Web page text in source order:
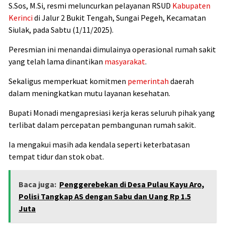
S.Sos, M.Si, resmi meluncurkan pelayanan RSUD Kabupaten
Kerincidi Jalur 2 Bukit Tengah, Sungai Pegeh, Kecamatan
Siulak, pada Sabtu (1/11/2025).
Peresmian ini menandai dimulainya operasional rumah sakit
yang telah lama dinantikan masyarakat.
Sekaligus memperkuat komitmen pemerintah daerah
dalam meningkatkan mutu layanan kesehatan.
Bupati Monadi mengapresiasi kerja keras seluruh pihak yang
terlibat dalam percepatan pembangunan rumah sakit.
Ia mengakui masih ada kendala seperti keterbatasan
tempat tidur dan stok obat.
Baca juga: Penggerebekan di Desa Pulau Kayu Aro,
Polisi Tangkap AS dengan Sabu dan Uang Rp 1.5
Juta